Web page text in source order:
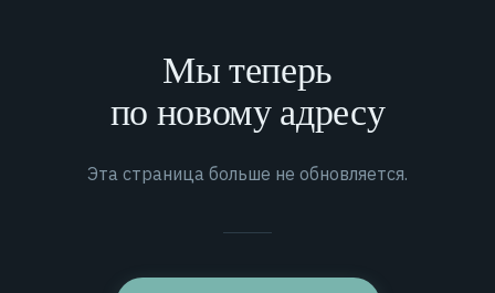
Мы теперь
по новому адресу
Эта страница больше не обновляется.